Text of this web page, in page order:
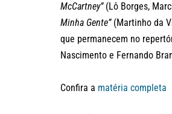
McCartney”(Lô Borges,
Minha Gente”(Martinho da
que permanecem no
Nascimento e Fernando
Confira a matéria completa